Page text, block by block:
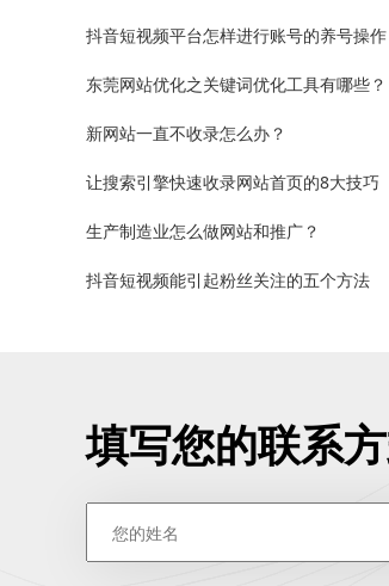
抖音短视频平台怎样进行账号的养号操作
东莞网站优化之关键词优化工具有哪些？
新网站一直不收录怎么办？
让搜索引擎快速收录网站首页的8大技巧
生产制造业怎么做网站和推广？
抖音短视频能引起粉丝关注的五个方法
填写您的联系